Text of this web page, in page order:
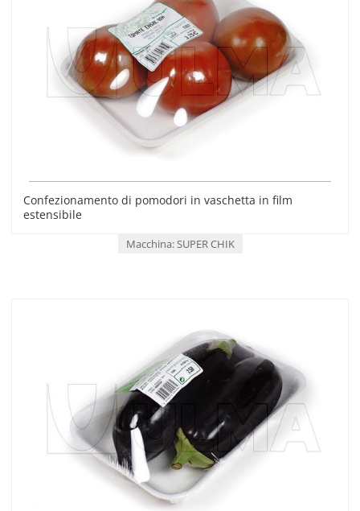
Confezionamento di pomodori in vaschetta in film
estensibile
Macchina: SUPER CHIK